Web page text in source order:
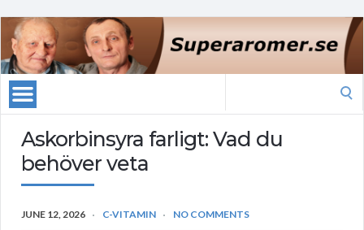
Askorbinsyra farligt: Vad du
behöver veta
JUNE 12, 2026 C-VITAMIN NO COMMENTS